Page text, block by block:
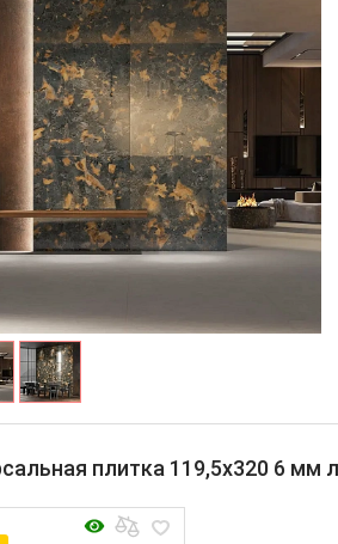
плитка 119,5x320 6 мм